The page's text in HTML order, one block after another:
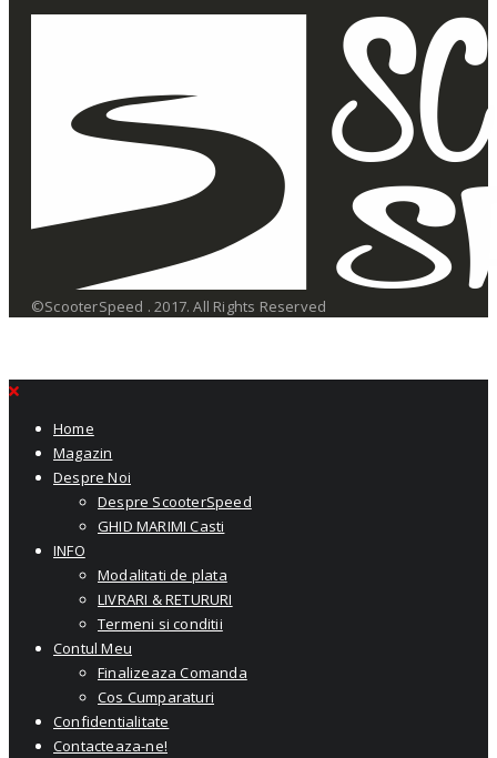
©ScooterSpeed . 2017. All Rights Reserved
Home
Magazin
Despre Noi
Despre ScooterSpeed
GHID MARIMI Casti
INFO
Modalitati de plata
LIVRARI & RETURURI
Termeni si conditii
Contul Meu
Finalizeaza Comanda
Cos Cumparaturi
Confidentialitate
Contacteaza-ne!